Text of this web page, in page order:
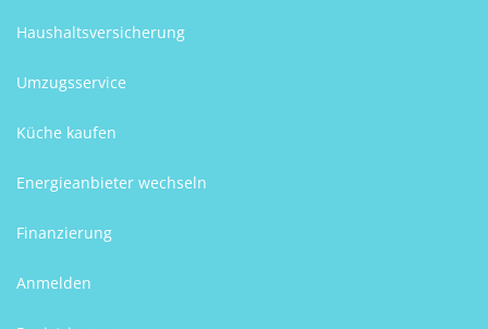
Haushaltsversicherung
Umzugsservice
Küche kaufen
Energieanbieter wechseln
Finanzierung
Anmelden